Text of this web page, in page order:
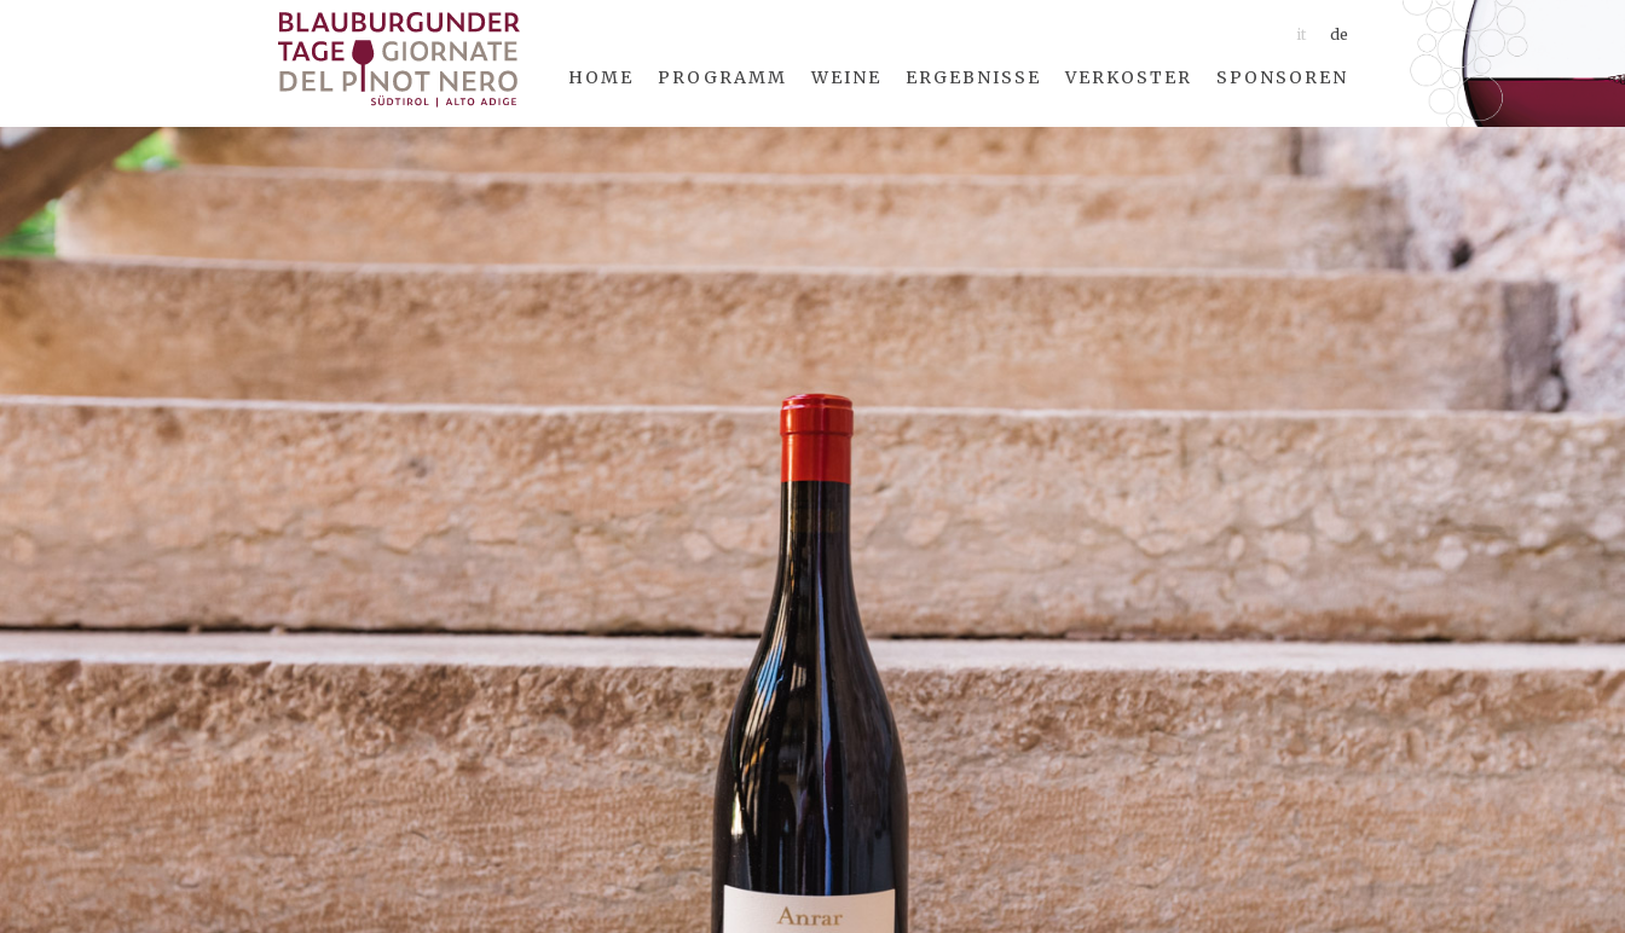
it de
HOME PROGRAMM WEINE ERGEBNISSE VERKOSTER SPONSOREN